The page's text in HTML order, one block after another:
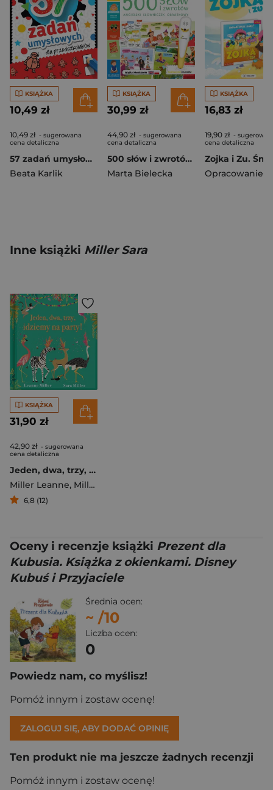
KSIĄŻKA
10,49 zł
10,49 zł - sugerowana
cena detaliczna
57 zadań umysłowych dla przedszkolaków
Beata Karlik
KSIĄŻKA
30,99 zł
44,90 zł - sugerowana
cena detaliczna
500 słów i zwrotów EXTRA
Marta Bielecka
KSIĄŻKA
16,83 zł
19,90 zł -
cena detaliczna
Inne książki Miller Sara
KSIĄŻKA
31,90 zł
42,90 zł - sugerowana
cena detaliczna
Jeden, dwa, trzy, idziemy na party!
Miller Leanne, Miller Sara
6,8 (12)
Oceny i recenzje książki Prezent dla
Kubusia. Książka z okienkami. Disney
Kubuś i Przyjaciele
Średnia ocen:
~ /10
Liczba ocen:
0
Powiedz nam, co myślisz!
Pomóż innym i zostaw ocenę!
ZALOGUJ SIĘ, ABY DODAĆ OPINIĘ
Ten produkt nie ma jeszcze żadnych recenzji
Pomóż innym i zostaw ocenę!